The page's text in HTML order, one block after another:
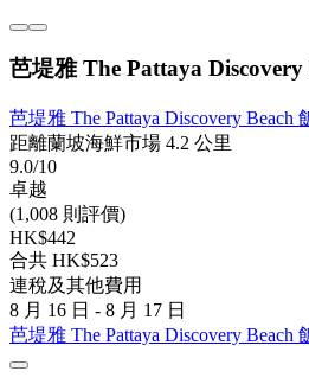
芭堤雅 The Pattaya Discovery
芭堤雅 The Pattaya Discovery Beach
距離蘭坡海鮮市場 4.2 公里
9.0/10
卓越
(1,008 則評價)
HK$442
合共 HK$523
連稅及其他費用
8 月 16 日 - 8 月 17 日
芭堤雅 The Pattaya Discovery Beach